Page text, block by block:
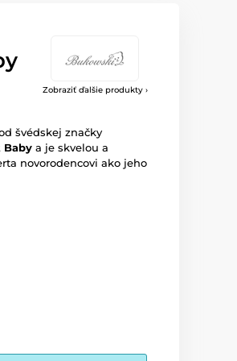
Zobraziť ďalšie produkty ›
švédskej značky
Baby a je skvelou a
novorodencovi ako jeho